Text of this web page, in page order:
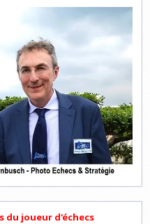
du joueur d'échecs